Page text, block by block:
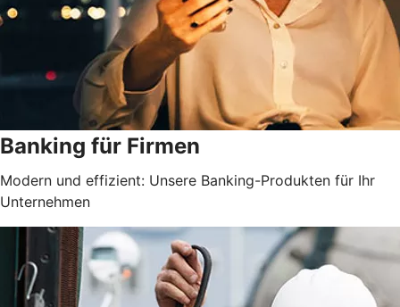
Banking für Firmen
Modern und effizient: Unsere Banking-Produkten für Ihr
Unternehmen